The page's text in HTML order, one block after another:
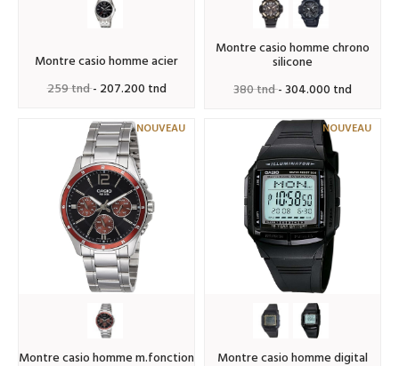
montre casio homme acier
259 tnd- 207.200 tnd
montre casio homme chrono
silicone
380 tnd- 304.000 tnd
montre casio homme m.fonction
NOUVEAU
montre casio homme digital
NOUVEAU